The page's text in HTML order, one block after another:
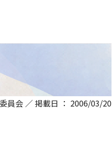
員会 ／ 掲載日 ： 2006/03/20